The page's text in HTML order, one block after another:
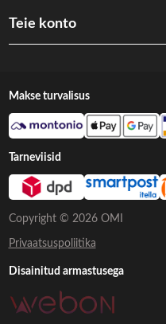
Teie konto
Copyright © 2026 OMI
Privaatsuspoliitika
Makse turvalisus
Tarneviisid
Disainitud armastusega